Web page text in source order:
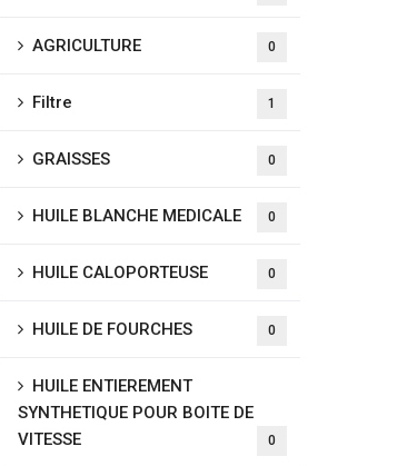
AGRICULTURE 0
Filtre 1
GRAISSES 0
HUILE BLANCHE MEDICALE 0
HUILE CALOPORTEUSE 0
HUILE DE FOURCHES 0
HUILE ENTIEREMENT
SYNTHETIQUE POUR BOITE DE
VITESSE
0